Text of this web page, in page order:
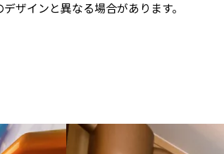
ザインと異なる場合があります。